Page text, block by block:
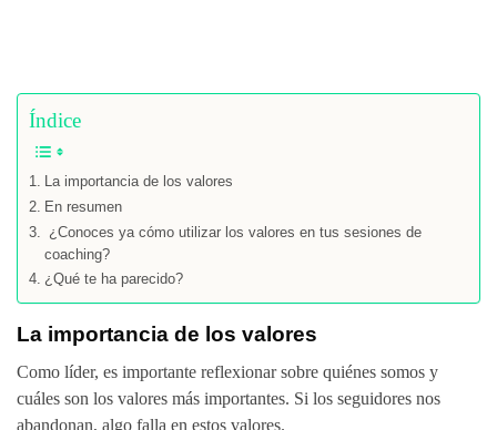
Índice
La importancia de los valores
En resumen
¿Conoces ya cómo utilizar los valores en tus sesiones de
coaching?
¿Qué te ha parecido?
La importancia de los valores
Como líder, es importante reflexionar sobre quiénes somos y
cuáles son los valores más importantes. Si los seguidores nos
abandonan, algo falla en estos valores.